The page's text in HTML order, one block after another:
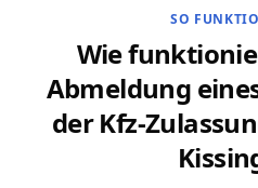
SO
Wie
Abmeldung
der Kfz-